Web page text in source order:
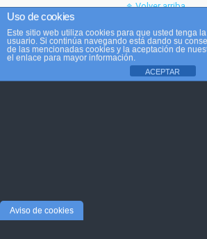
Volver arriba
Móvil
Uso de cookies
Este sitio web utiliza cookies para que usted tenga
usuario. Si continúa navegando está dando su
de las mencionadas cookies y la aceptación de
el enlace para mayor información.
ACEPTAR
Aviso de cookies